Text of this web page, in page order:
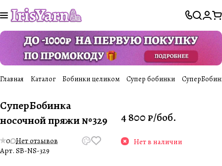
Главная Каталог Бобинки целиком Супер бобинки
СуперБобинка
носочной пряжи №329
0 Нет отзывов
Арт. SB-NS-329
4 800 ₽/боб.
Нет в наличии